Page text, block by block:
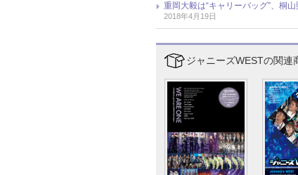
重岡大毅は“キャリーバッグ”、桐
2018年4月19日
ジャニーズWESTの関連